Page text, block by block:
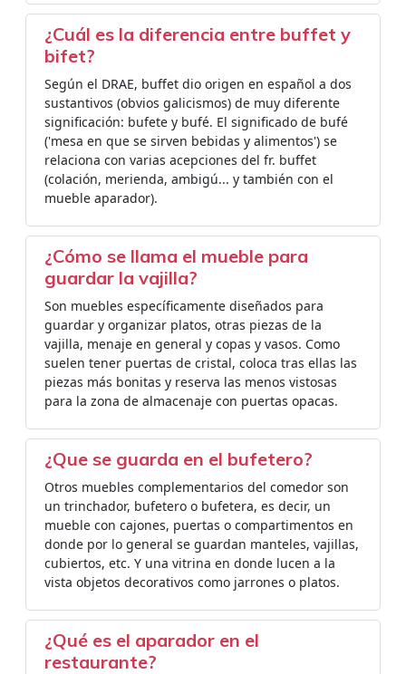
¿Cuál es la diferencia entre buffet y
bifet?
Según el DRAE, buffet dio origen en español a dos
sustantivos (obvios galicismos) de muy diferente
significación: bufete y bufé. El significado de bufé
('mesa en que se sirven bebidas y alimentos') se
relaciona con varias acepciones del fr. buffet
(colación, merienda, ambigú... y también con el
mueble aparador).
¿Cómo se llama el mueble para
guardar la vajilla?
Son muebles específicamente diseñados para
guardar y organizar platos, otras piezas de la
vajilla, menaje en general y copas y vasos. Como
suelen tener puertas de cristal, coloca tras ellas las
piezas más bonitas y reserva las menos vistosas
para la zona de almacenaje con puertas opacas.
¿Que se guarda en el bufetero?
Otros muebles complementarios del comedor son
un trinchador, bufetero o bufetera, es decir, un
mueble con cajones, puertas o compartimentos en
donde por lo general se guardan manteles, vajillas,
cubiertos, etc. Y una vitrina en donde lucen a la
vista objetos decorativos como jarrones o platos.
¿Qué es el aparador en el
restaurante?